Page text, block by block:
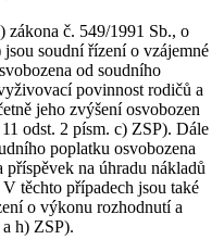
zákona č. 549/1991 Sb., o
soudní řízení o vzájemné
od soudního
povinnost rodičů a
jeho zvýšení osvobozen
odst. 2 písm. c) ZSP). Dále
poplatku osvobozena
na úhradu nákladů
těchto případech jsou také
o výkonu rozhodnutí a
h) ZSP).